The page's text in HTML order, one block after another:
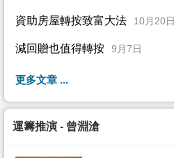
資助房屋轉按致富大法 10月20日
減回贈也值得轉按 9月7日
更多文章 ...
運籌推演 - 曾淵滄